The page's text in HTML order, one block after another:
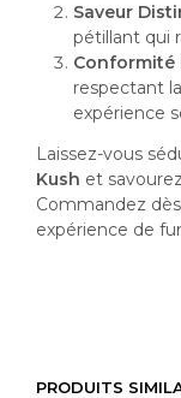
Saveur
pétillant qui
Conformité
respectant
expérience
Laissez-vous
Kush et
Commandez
expérience de
PRODUITS